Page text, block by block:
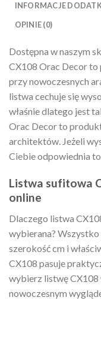
INFORMACJE
OPINIE (0)
Dostępna w naszym
CX108 Orac Decor
przy nowoczesnych
listwa cechuje się
właśnie dlatego jest
Orac Decor to
architektów. Jeżeli
Ciebie odpowiednia
Listwa sufitowa
online
Dlaczego listwa
wybierana?
szerokość cm i
CX108 pasuje
wybierz listwę CX108
nowoczesnym